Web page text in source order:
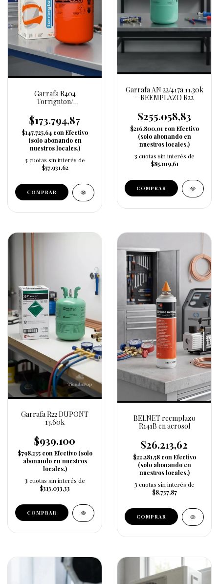
Garrafa R404
Torrignton/
10.9k
$173.794,87
$147.725,64 con Efectivo
(solo abonando en
nuestros locales.)
3 cuotas sin interés de
$57.931,62
Garrafa AN 22/417a 11.30k
- REEMPLAZO R22
$255.058,83
$216.800,01 con Efectivo
(solo abonando en
nuestros locales.)
3 cuotas sin interés de
$85.019,61
Garrafa R22 DUPONT
13.60k
$939.100
$798.235 con Efectivo (solo
abonando en nuestros
locales.)
3 cuotas sin interés de
$313.033,33
BELNET reemplazo
R141B en aerosol
$26.213,62
$22.281,58 con Efectivo
(solo abonando en
nuestros locales.)
3 cuotas sin interés de
$8.737,87